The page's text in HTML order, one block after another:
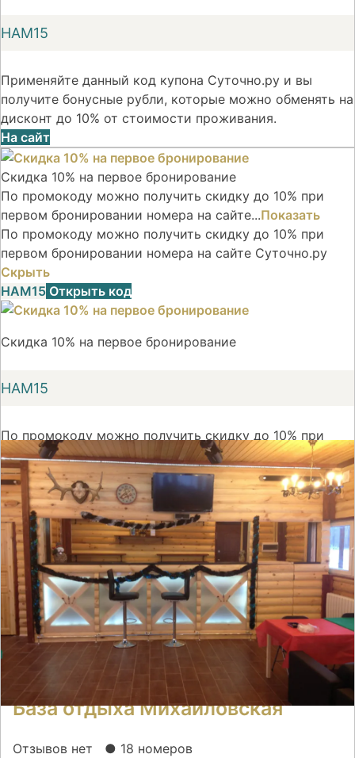
НАМ15
Применяйте данный код купона Суточно.ру и вы
получите бонусные рубли, которые можно обменять на
дисконт до 10% от стоимости проживания.
На сайт
Скидка 10% на первое бронирование
По промокоду можно получить скидку до 10% при
первом бронировании номера на сайте...Показать
По промокоду можно получить скидку до 10% при
первом бронировании номера на сайте Суточно.ру
Скрыть
НАМ15 Открыть код
Скидка 10% на первое бронирование
НАМ15
По промокоду можно получить скидку до 10% при
первом бронировании номера на сайте Суточно.ру
На сайт
База отдыха Михайловская
Отзывов нет
● 18 номеров